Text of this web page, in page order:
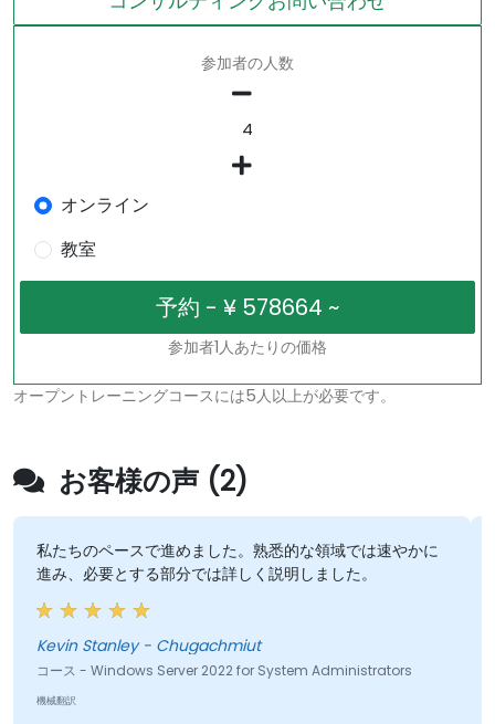
参加者の人数
オンライン
教室
参加者1人あたりの価格
オープントレーニングコースには5人以上が必要です。
お客様の声 (2)
私たちのペースで進めました。熟悉的な領域では速やかに
進み、必要とする部分では詳しく説明しました。
Kevin Stanley - Chugachmiut
コース - Windows Server 2022 for System Administrators
機械翻訳